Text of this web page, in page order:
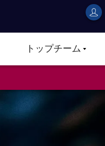
トップチーム